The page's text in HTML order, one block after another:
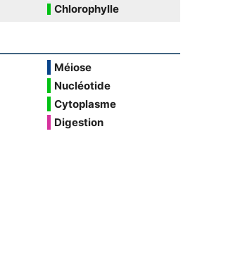
Chlorophylle
Méiose
Nucléotide
Cytoplasme
Digestion